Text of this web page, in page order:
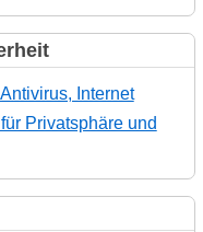
Internet
Privatsphäre und